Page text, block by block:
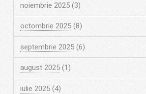
noiembrie 2025(3)
octombrie 2025(8)
septembrie 2025(6)
august 2025(1)
iulie 2025(4)